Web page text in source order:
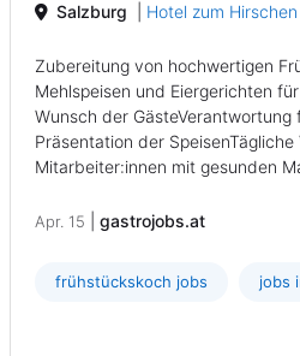
Salzburg Hotel zum Hirschen
Zubereitung von hochwertigen
Mehlspeisen und Eiergerichten
Wunsch der
Präsentation der
Mitarbeiter:innen mit gesunden
Apr. 15 gastrojobs.at
frühstückskoch jobs jobs